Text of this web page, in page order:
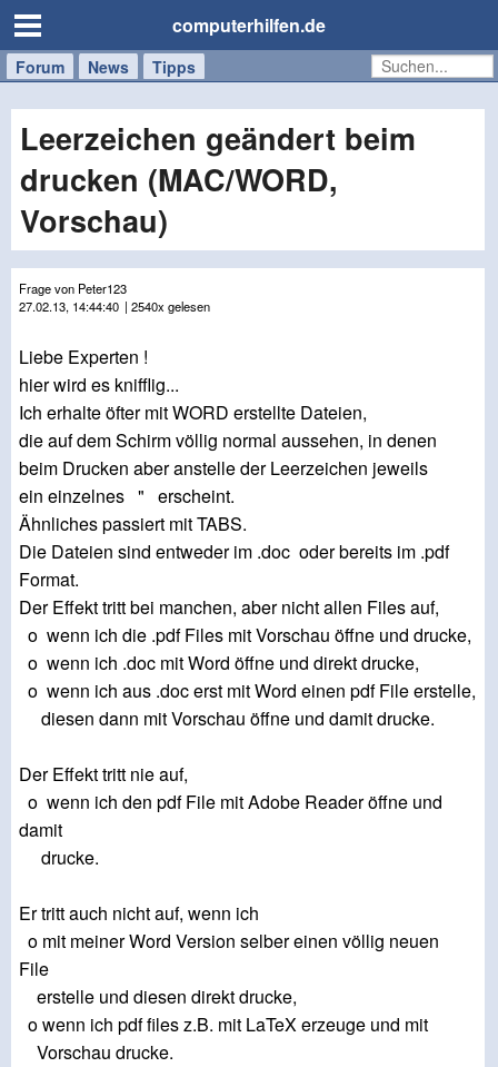
computerhilfen.de
Forum News Tipps
Handy
Tablet
Windows
Mac
Leerzeichen geändert beim
drucken (MAC/WORD,
Vorschau)
Frage von Peter123
27.02.13, 14:44:40 | 2540x gelesen
Liebe Experten !
hier wird es knifflig...
Ich erhalte öfter mit WORD erstellte Dateien,
die auf dem Schirm völlig normal aussehen, in denen
beim Drucken aber anstelle der Leerzeichen jeweils
ein einzelnes " erscheint.
Ähnliches passiert mit TABS.
Die Dateien sind entweder im .doc oder bereits im .pdf
Format.
Der Effekt tritt bei manchen, aber nicht allen Files auf,
o wenn ich die .pdf Files mit Vorschau öffne und drucke,
o wenn ich .doc mit Word öffne und direkt drucke,
o wenn ich aus .doc erst mit Word einen pdf File erstelle,
diesen dann mit Vorschau öffne und damit drucke.
Der Effekt tritt nie auf,
o wenn ich den pdf File mit Adobe Reader öffne und
damit
drucke.
Er tritt auch nicht auf, wenn ich
o mit meiner Word Version selber einen völlig neuen
File
erstelle und diesen direkt drucke,
o wenn ich pdf files z.B. mit LaTeX erzeuge und mit
Vorschau drucke.